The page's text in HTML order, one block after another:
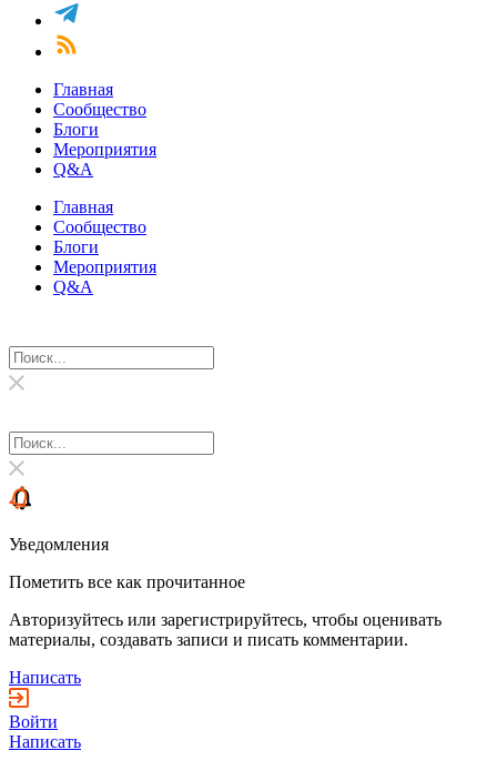
Главная
Сообщество
Блоги
Мероприятия
Q&A
Главная
Сообщество
Блоги
Мероприятия
Q&A
Уведомления
Пометить все как прочитанное
Авторизуйтесь или зарегистрируйтесь, чтобы оценивать
материалы, создавать записи и писать комментарии.
Написать
Войти
Написать